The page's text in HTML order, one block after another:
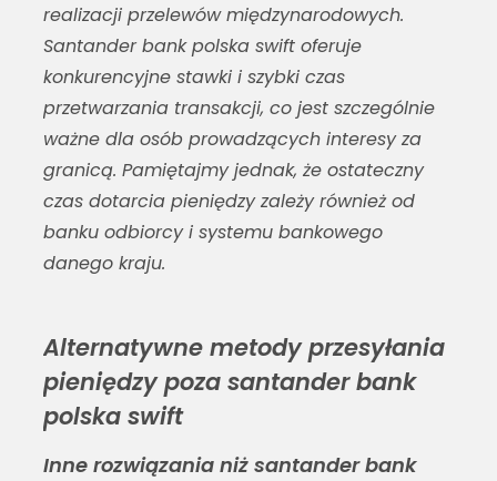
realizacji przelewów międzynarodowych.
Santander bank polska swiftoferuje
konkurencyjne stawki i szybki czas
przetwarzania transakcji, co jest szczególnie
ważne dla osób prowadzących interesy za
granicą. Pamiętajmy jednak, że ostateczny
czas dotarcia pieniędzy zależy również od
banku odbiorcy i systemu bankowego
danego kraju.
Alternatywne metody przesyłania
pieniędzy poza santander bank
polska swift
Inne rozwiązania niż santander bank